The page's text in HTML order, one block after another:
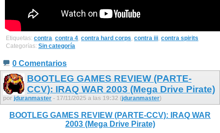
Etiquetas: contra, contra 4, contra hard corps, contra iii, contra spirits
Categorías: Sin categoría
0 Comentarios
BOOTLEG GAMES REVIEW (PARTE-
CCV): IRAQ WAR 2003 (Mega Drive Pirate)
por jduranmaster - 17/11/2025 a las 19:32 (jduranmaster)
BOOTLEG GAMES REVIEW (PARTE-CCV): IRAQ WAR
2003 (Mega Drive Pirate)